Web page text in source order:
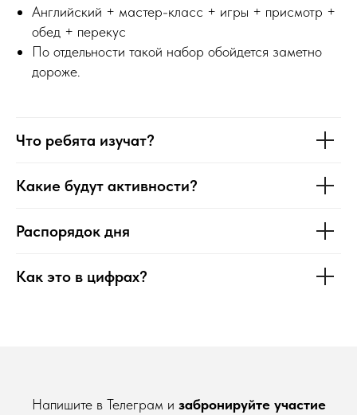
Английский + мастер-класс + игры + присмотр +
обед + перекус
По отдельности такой набор обойдется заметно
дороже.
Что ребята изучат?
Какие будут активности?
Распорядок дня
Как это в цифрах?
Напишите в Телеграм и забронируйте участие